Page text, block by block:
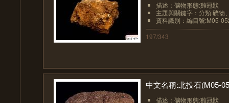
描述：礦物形態:雞冠狀
主題與關鍵字：分類:礦物
資料識別：編目號:M05-
197/343
中文名稱:北投石(M05-
描述：礦物形態:雞冠狀